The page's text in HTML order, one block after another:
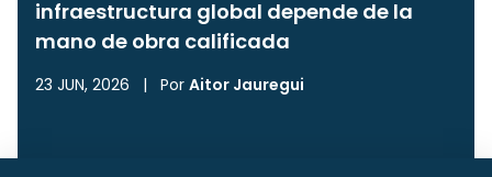
infraestructura global depende de la
mano de obra calificada
23 JUN, 2026 | Por Aitor Jauregui